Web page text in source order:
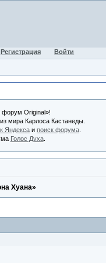
Регистрация Войти
форум Original»!
мира Карлоса Кастанеды.
Яндекса ипоиск форума
Голос Духа.
Хуана»